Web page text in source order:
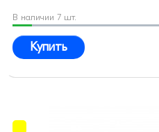
В наличии 7 шт.
Купить